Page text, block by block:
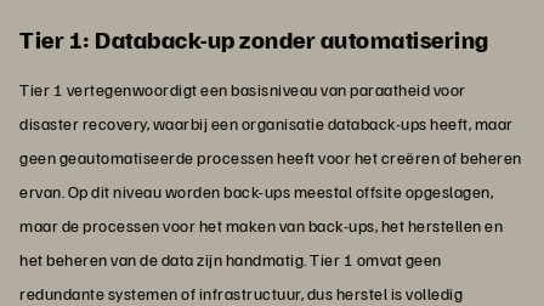
Tier 1: Databack-up zonder automatisering
Tier 1 vertegenwoordigt een basisniveau van paraatheid voor
disaster recovery, waarbij een organisatie databack-ups heeft, maar
geen geautomatiseerde processen heeft voor het creëren of beheren
ervan. Op dit niveau worden back-ups meestal offsite opgeslagen,
maar de processen voor het maken van back-ups, het herstellen en
het beheren van de data zijn handmatig. Tier 1 omvat geen
redundante systemen of infrastructuur, dus herstel is volledig